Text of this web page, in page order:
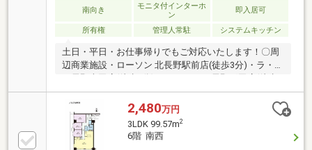
南向き
モニタ付インターホ
ン
即入居可
所有権 管理人常駐 システムキッチン
土日・平日・お仕事帰りでもご対応いたします！〇周
辺商業施設・ローソン 北長野駅前店(徒歩3分)・ラ・ム
15分)●ONETEAM不動産なら資金計画からサポート●ロ
ーンに不安事ございませんか？弊社はお客様に合った
ローンのご提案いたします♪【月額費用】管理組合管
理費：5000円駐車場：2700円駐輪場（3台）：150円住
宅会管理費：7900円修繕積立金：13070円駐車場修繕
2,480万円
3LDK 99.57m2
6階 南西